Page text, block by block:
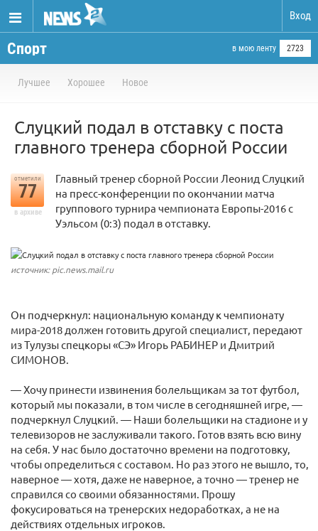
Вход
Спорт в мою ленту 2723
Лучшее Хорошее Новое
Слуцкий подал в отставку с поста
главного тренера сборной России
отметили
77
в архиве
Главный тренер сборной России Леонид Слуцкий
на пресс-конференции по окончании матча
группового турнира чемпионата Европы-2016 с
Уэльсом (0:3) подал в отставку.
источник: pic.news.mail.ru
Он подчеркнул: национальную команду к чемпионату
мира-2018 должен готовить другой специалист, передают
из Тулузы спецкоры «СЭ» Игорь РАБИНЕР и Дмитрий
СИМОНОВ.
— Хочу принести извинения болельщикам за тот футбол,
который мы показали, в том числе в сегодняшней игре, —
подчеркнул Слуцкий. — Наши болельщики на стадионе и у
телевизоров не заслуживали такого. Готов взять всю вину
на себя. У нас было достаточно времени на подготовку,
чтобы определиться с составом. Но раз этого не вышло, то,
наверное — хотя, даже не наверное, а точно — тренер не
справился со своими обязанностями. Прошу
фокусироваться на тренерских недоработках, а не на
действиях отдельных игроков.